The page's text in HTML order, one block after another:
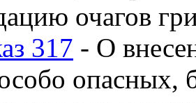
очагов
317 - О
опасных,